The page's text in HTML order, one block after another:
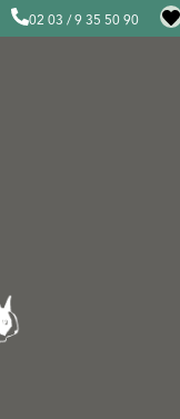
02 03 / 9 35 50 90